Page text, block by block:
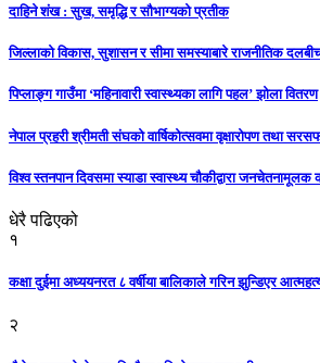
दाहिने शंख : सुख, समृद्धि र सौभाग्यको प्रतीक
जिल्लाको विकास, सुशासन र सीमा समस्याबारे राजनीतिक
पिप्लाङ्ग गाउँमा ‘महिनावारी स्वास्थ्यका लागि पहल’ झोला वितरण
नेपाल प्रहरी श्रीमती संघको वार्षिकोत्सवमा वृक्षारोपण तथा
विश्व स्तनपान दिवसमा स्याडा स्वास्थ्य चौकीद्वारा जनचेतनामूलक
धेरै पढिएको
१
कक्षा दुईमा अध्ययनरत ८ वर्षीया बालिकाले गरिन झुन्डिएर
२